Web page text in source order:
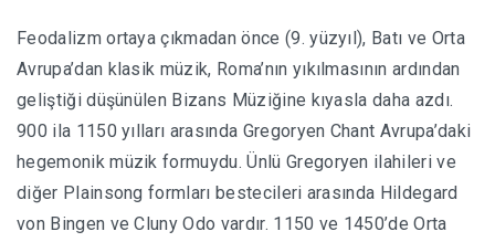
Feodalizm ortaya çıkmadan önce (9. yüzyıl), Batı ve Orta
Avrupa’dan klasik müzik, Roma’nın yıkılmasının ardından
geliştiği düşünülen Bizans Müziğine kıyasla daha azdı.
900 ila 1150 yılları arasında Gregoryen Chant Avrupa’daki
hegemonik müzik formuydu. Ünlü Gregoryen ilahileri ve
diğer Plainsong formları bestecileri arasında Hildegard
von Bingen ve Cluny Odo vardır. 1150 ve 1450’de Orta